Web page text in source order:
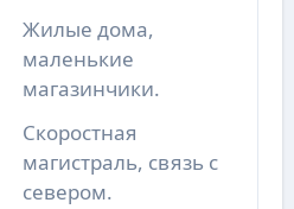
Жилые дома,
маленькие
магазинчики.
Скоростная
магистраль, связь с
севером.